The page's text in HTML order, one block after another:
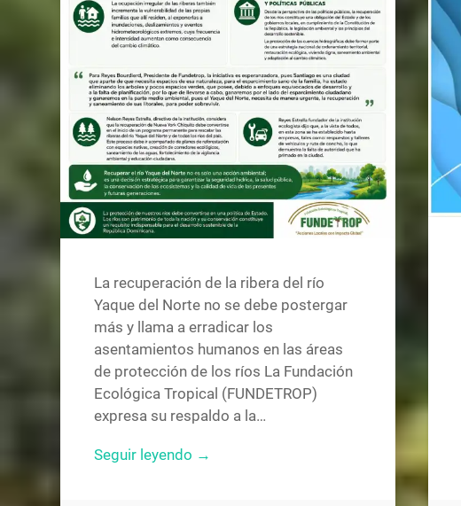
La recuperación de la ribera del río
Yaque del Norte no se debe postergar
más y llama a erradicar los
asentamientos humanos en las áreas
de protección de los ríos La Fundación
Ecológica Tropical (FUNDETROP)
expresa su respaldo a la…
Seguir leyendo →